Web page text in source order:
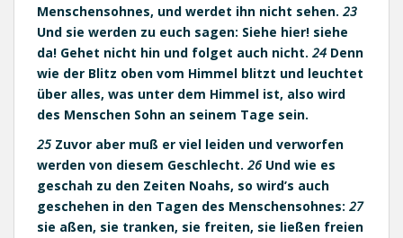
Menschensohnes, und werdet ihn nicht sehen. 23
Und sie werden zu euch sagen: Siehe hier! siehe
da! Gehet nicht hin und folget auch nicht. 24 Denn
wie der Blitz oben vom Himmel blitzt und leuchtet
über alles, was unter dem Himmel ist, also wird
des Menschen Sohn an seinem Tage sein.
25 Zuvor aber muß er viel leiden und verworfen
werden von diesem Geschlecht. 26 Und wie es
geschah zu den Zeiten Noahs, so wird’s auch
geschehen in den Tagen des Menschensohnes: 27
sie aßen, sie tranken, sie freiten, sie ließen freien